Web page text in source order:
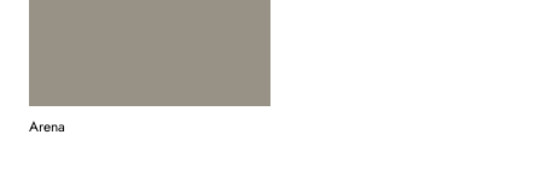
Arena